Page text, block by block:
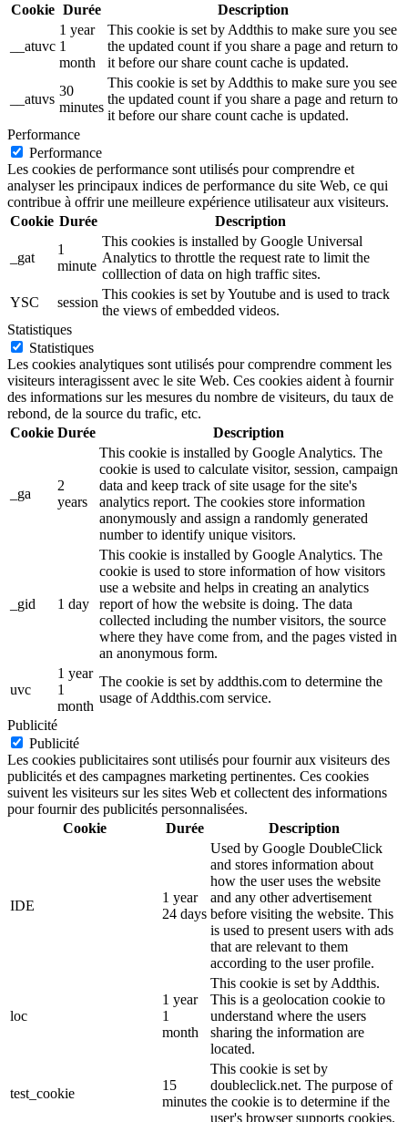
Cookie Durée Description
__atuvc
1 year
1
month
This cookie is set by Addthis to make sure you see
the updated count if you share a page and return to
it before our share count cache is updated.
__atuvs
30
minutes
This cookie is set by Addthis to make sure you see
the updated count if you share a page and return to
it before our share count cache is updated.
Performance
Performance
Les cookies de performance sont utilisés pour comprendre et
analyser les principaux indices de performance du site Web, ce qui
contribue à offrir une meilleure expérience utilisateur aux visiteurs.
Cookie Durée Description
_gat
1
minute
This cookies is installed by Google Universal
Analytics to throttle the request rate to limit the
colllection of data on high traffic sites.
YSC
session
This cookies is set by Youtube and is used to track
the views of embedded videos.
Statistiques
Statistiques
Les cookies analytiques sont utilisés pour comprendre comment les
visiteurs interagissent avec le site Web. Ces cookies aident à fournir
des informations sur les mesures du nombre de visiteurs, du taux de
rebond, de la source du trafic, etc.
Cookie Durée Description
_ga
2
years
This cookie is installed by Google Analytics. The
cookie is used to calculate visitor, session, campaign
data and keep track of site usage for the site's
analytics report. The cookies store information
anonymously and assign a randomly generated
number to identify unique visitors.
_gid 1 day
This cookie is installed by Google Analytics. The
cookie is used to store information of how visitors
use a website and helps in creating an analytics
report of how the website is doing. The data
collected including the number visitors, the source
where they have come from, and the pages visted in
an anonymous form.
uvc
1 year
1
month
The cookie is set by addthis.com to determine the
usage of Addthis.com service.
Publicité
Publicité
Les cookies publicitaires sont utilisés pour fournir aux visiteurs des
publicités et des campagnes marketing pertinentes. Ces cookies
suivent les visiteurs sur les sites Web et collectent des informations
pour fournir des publicités personnalisées.
Cookie
Durée Description
IDE
1 year
24 days
Used by Google DoubleClick
and stores information about
how the user uses the website
and any other advertisement
before visiting the website. This
is used to present users with ads
that are relevant to them
according to the user profile.
loc
1 year
1
month
This cookie is set by Addthis.
This is a geolocation cookie to
understand where the users
sharing the information are
located.
test_cookie
15
minutes
This cookie is set by
doubleclick.net. The purpose of
the cookie is to determine if the
user's browser supports cookies.